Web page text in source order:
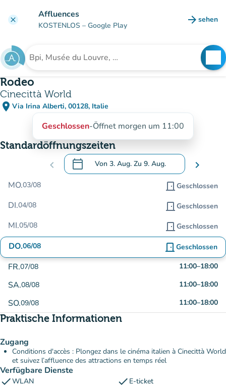
clear Affluences
KOSTENLOS – Google Play arrow_forward sehen
(new
Suche nach einer Einrichtung
Rodeo
Cinecittà World
place Via Irina Alberti, 00128, Italie
(in Google Maps öffnen)
(new tab)
Geschlossen-Öffnet morgen um 11:00
Standardöffnungszeiten
chevron_left calendar_today Von 3. Aug. Zu 9. Aug.
.Öffnen Sie den Kalender, um Daten zu
chevron_right
MO.03/08 door_front Geschlossen
DI.04/08 door_front Geschlossen
MI.05/08 door_front Geschlossen
DO.06/08 door_front Geschlossen
FR.07/08 11:00–18:00
SA.08/08 11:00–18:00
SO.09/08 11:00–18:00
Praktische Informationen
Zugang
Conditions d'accès : Plongez dans le cinéma italien à Cinecittà World
et suivez l’affluence des attractions en temps réel
Verfügbare Dienste
checkWLAN check E-ticket